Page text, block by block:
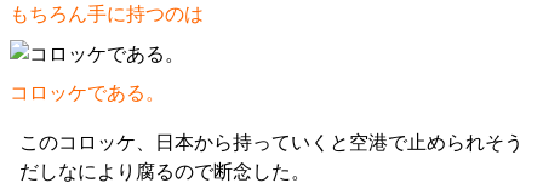
もちろん手に持つのは
コロッケである。
このコロッケ、日本から持っていくと空港で止められそう
だしなにより腐るので断念した。